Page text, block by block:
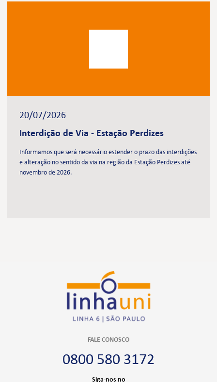
20/07/2026
Interdição de Via - Estação Perdizes
Informamos que será necessário estender o prazo das interdições
e alteração no sentido da via na região da Estação Perdizes até
novembro de 2026.
FALE CONOSCO
0800 580 3172
Siga-nos no